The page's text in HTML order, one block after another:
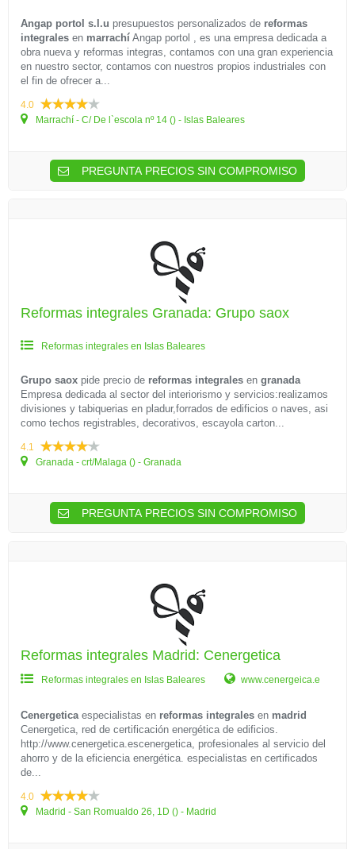
Angap portol s.l.u presupuestos personalizados de reformas
integrales en marrachí Angap portol , es una empresa dedicada a
obra nueva y reformas integras, contamos con una gran experiencia
en nuestro sector, contamos con nuestros propios industriales con
el fin de ofrecer a...
4.0
Marrachí - C/ De l`escola nº 14 () - Islas Baleares
PREGUNTA PRECIOS SIN COMPROMISO
Reformas integrales Granada: Grupo saox
Reformas integrales en Islas Baleares
Grupo saox pide precio de reformas integrales en granada
Empresa dedicada al sector del interiorismo y servicios:realizamos
divisiones y tabiquerias en pladur,forrados de edificios o naves, asi
como techos registrables, decorativos, escayola carton...
4.1
Granada - crt/Malaga () - Granada
PREGUNTA PRECIOS SIN COMPROMISO
Reformas integrales Madrid: Cenergetica
Reformas integrales en Islas Baleares www.cenergeica.e
Cenergeticaespecialistas en reformas integrales en madrid
Cenergetica, red de certificación energética de edificios.
http://www.cenergetica.escenergetica, profesionales al servicio del
ahorro y de la eficiencia energética. especialistas en certificados
de...
4.0
Madrid - San Romualdo 26, 1D () - Madrid